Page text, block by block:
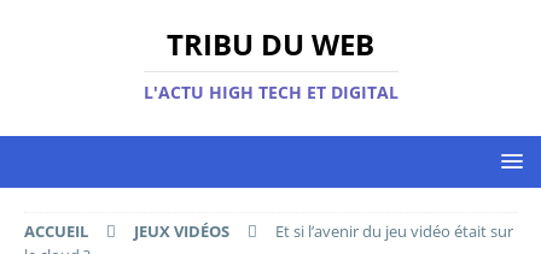
TRIBU DU WEB
L'ACTU HIGH TECH ET DIGITAL
ACCUEIL JEUX VIDÉOS
Et si l’avenir du jeu vidéo était sur